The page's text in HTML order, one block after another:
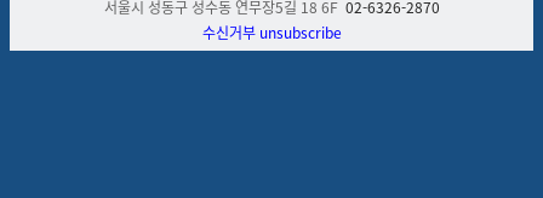
서울시 성동구 성수동 연무장5길 18 6F 02-6326-2870
수신거부 unsubscribe